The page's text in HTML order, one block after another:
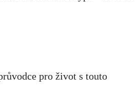
pro​ život⁢ s ⁢touto